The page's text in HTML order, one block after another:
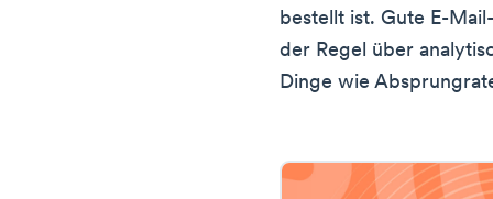
bestellt ist. Gute E-
der Regel über
Dinge wie